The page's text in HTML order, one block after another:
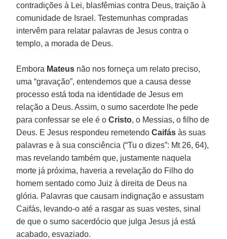
contradições à Lei, blasfêmias contra Deus, traição à
comunidade de Israel. Testemunhas compradas
intervêm para relatar palavras de Jesus contra o
templo, a morada de Deus.
Embora Mateus não nos forneça um relato preciso,
uma “gravação”, entendemos que a causa desse
processo está toda na identidade de Jesus em
relação a Deus. Assim, o sumo sacerdote lhe pede
para confessar se ele é oCristo, o Messias, o filho de
Deus. E Jesus respondeu remetendoCaifás às suas
palavras e à sua consciência (“Tu o dizes”: Mt 26, 64),
mas revelando também que, justamente naquela
morte já próxima, haveria a revelação do Filho do
homem sentado como Juiz à direita de Deus na
glória. Palavras que causam indignação e assustam
Caifás, levando-o até a rasgar as suas vestes, sinal
de que o sumo sacerdócio que julga Jesus já está
acabado, esvaziado.